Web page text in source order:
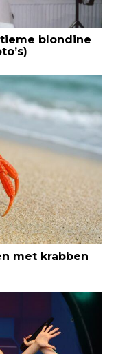
blondine
met krabben